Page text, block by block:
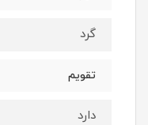
گرد
تقویم
دارد